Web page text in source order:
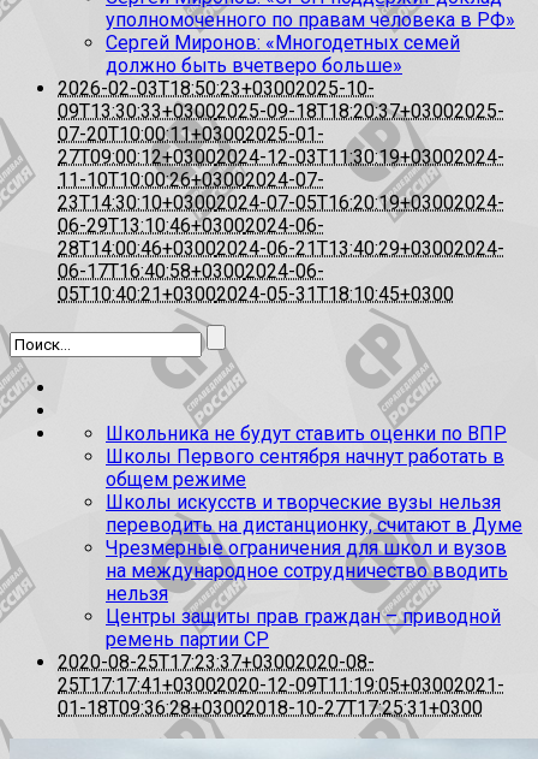
уполномоченного по правам человека в РФ»
Сергей Миронов: «Многодетных семей
должно быть вчетверо больше»
2026-02-03T18:50:23+03002025-10-
09T13:30:33+03002025-09-18T18:20:37+03002025-
07-20T10:00:11+03002025-01-
27T09:00:12+03002024-12-03T11:30:19+03002024-
11-10T10:00:26+03002024-07-
23T14:30:10+03002024-07-05T16:20:19+03002024-
06-29T13:10:46+03002024-06-
28T14:00:46+03002024-06-21T13:40:29+03002024-
06-17T16:40:58+03002024-06-
05T10:40:21+03002024-05-31T18:10:45+0300
Школьника не будут ставить оценки по ВПР
Школы Первого сентября начнут работать в
общем режиме
Школы искусств и творческие вузы нельзя
переводить на дистанционку, считают в Думе
Чрезмерные ограничения для школ и вузов
на международное сотрудничество вводить
нельзя
Центры защиты прав граждан – приводной
ремень партии СР
2020-08-25T17:23:37+03002020-08-
25T17:17:41+03002020-12-09T11:19:05+03002021-
01-18T09:36:28+03002018-10-27T17:25:31+0300